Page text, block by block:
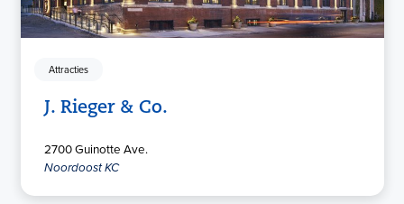
Attracties
J. Rieger & Co.
2700 Guinotte Ave.
Noordoost KC